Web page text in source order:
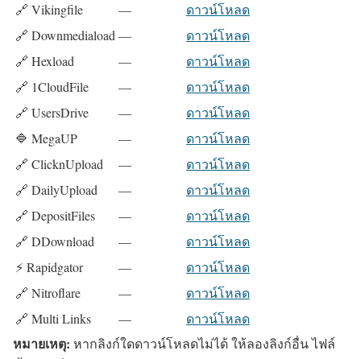
🔗 Vikingfile
—
ดาวน์โหลด
🔗 Downmediaload—
ดาวน์โหลด
🔗 Hexload
—
ดาวน์โหลด
🔗 1CloudFile
—
ดาวน์โหลด
🔗 UsersDrive
—
ดาวน์โหลด
🔷 MegaUP
—
ดาวน์โหลด
🔗 ClicknUpload
—
ดาวน์โหลด
🔗 DailyUpload
—
ดาวน์โหลด
🔗 DepositFiles
—
ดาวน์โหลด
🔗 DDownload
—
ดาวน์โหลด
⚡ Rapidgator
—
ดาวน์โหลด
🔗 Nitroflare
—
ดาวน์โหลด
🔗 Multi Links
— ดาวน์โหลด
หมายเหตุ: หากลิงก์ใดดาวน์โหลดไม่ได้ ให้ลองลิงก์อื่น ไฟล์